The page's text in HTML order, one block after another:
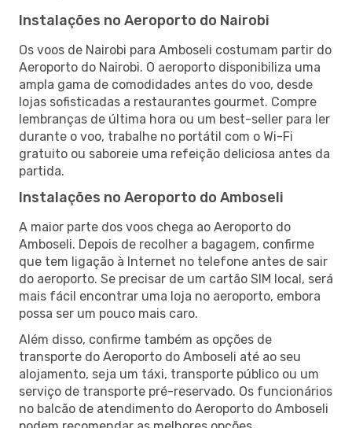
Instalações no Aeroporto do Nairobi
Os voos de Nairobi para Amboseli costumam partir do
Aeroporto do Nairobi. O aeroporto disponibiliza uma
ampla gama de comodidades antes do voo, desde
lojas sofisticadas a restaurantes gourmet. Compre
lembranças de última hora ou um best-seller para ler
durante o voo, trabalhe no portátil com o Wi-Fi
gratuito ou saboreie uma refeição deliciosa antes da
partida.
Instalações no Aeroporto do Amboseli
A maior parte dos voos chega ao Aeroporto do
Amboseli. Depois de recolher a bagagem, confirme
que tem ligação à Internet no telefone antes de sair
do aeroporto. Se precisar de um cartão SIM local, será
mais fácil encontrar uma loja no aeroporto, embora
possa ser um pouco mais caro.
Além disso, confirme também as opções de
transporte do Aeroporto do Amboseli até ao seu
alojamento, seja um táxi, transporte público ou um
serviço de transporte pré-reservado. Os funcionários
no balcão de atendimento do Aeroporto do Amboseli